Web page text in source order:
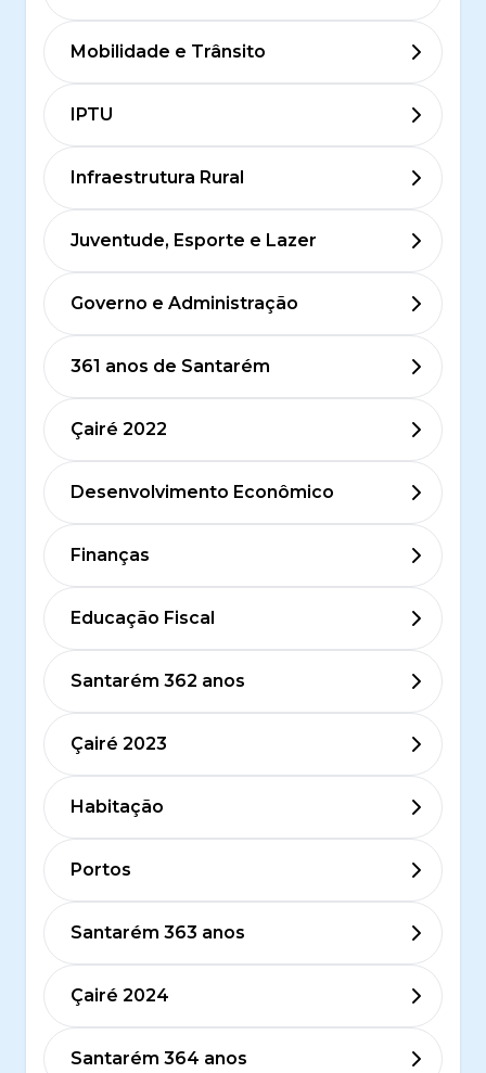
Mobilidade e Trânsito
IPTU
Infraestrutura Rural
Juventude, Esporte e Lazer
Governo e Administração
361 anos de Santarém
Çairé 2022
Desenvolvimento Econômico
Finanças
Educação Fiscal
Santarém 362 anos
Çairé 2023
Habitação
Portos
Santarém 363 anos
Çairé 2024
Santarém 364 anos